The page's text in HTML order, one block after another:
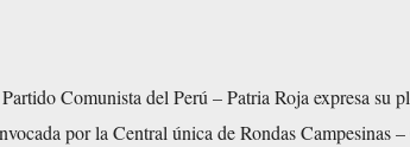
Comunista del Perú – Patria Roja expresa su
por la Central única de Rondas Campesinas